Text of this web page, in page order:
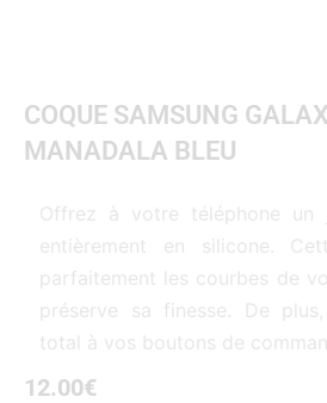
COQUE SAMSUNG
MANADALA BLEU
Offrez à votre téléphone un
entièrement en silicone.
parfaitement les courbes de
préserve sa finesse. De
total à vos boutons de
12.00€